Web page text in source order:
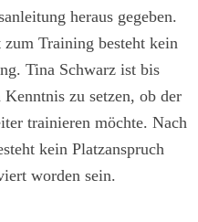
heraus gegeben.
Training besteht kein
Tina Schwarz ist bis
zu setzen, ob der
trainieren möchte. Nach
kein Platzanspruch
worden sein.